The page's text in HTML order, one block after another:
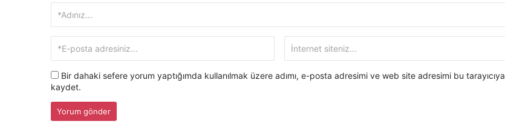
Bir dahaki sefere yorum yaptığımda kullanılmak üzere adımı, e-posta adresimi ve web site adresimi bu tarayıcıya
kaydet.